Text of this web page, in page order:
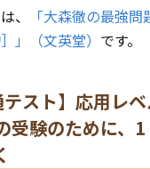
、
「大森徹の最強
」（文英堂） です。
テスト】応用レ
受験のために、